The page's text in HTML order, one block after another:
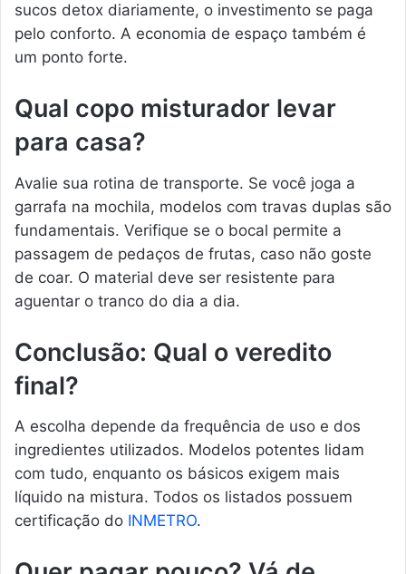
sucos detox diariamente, o investimento se paga
pelo conforto. A economia de espaço também é
um ponto forte.
Qual copo misturador levar
para casa?
Avalie sua rotina de transporte. Se você joga a
garrafa na mochila, modelos com travas duplas são
fundamentais. Verifique se o bocal permite a
passagem de pedaços de frutas, caso não goste
de coar. O material deve ser resistente para
aguentar o tranco do dia a dia.
Conclusão: Qual o veredito
final?
A escolha depende da frequência de uso e dos
ingredientes utilizados. Modelos potentes lidam
com tudo, enquanto os básicos exigem mais
líquido na mistura. Todos os listados possuem
certificação do INMETRO.